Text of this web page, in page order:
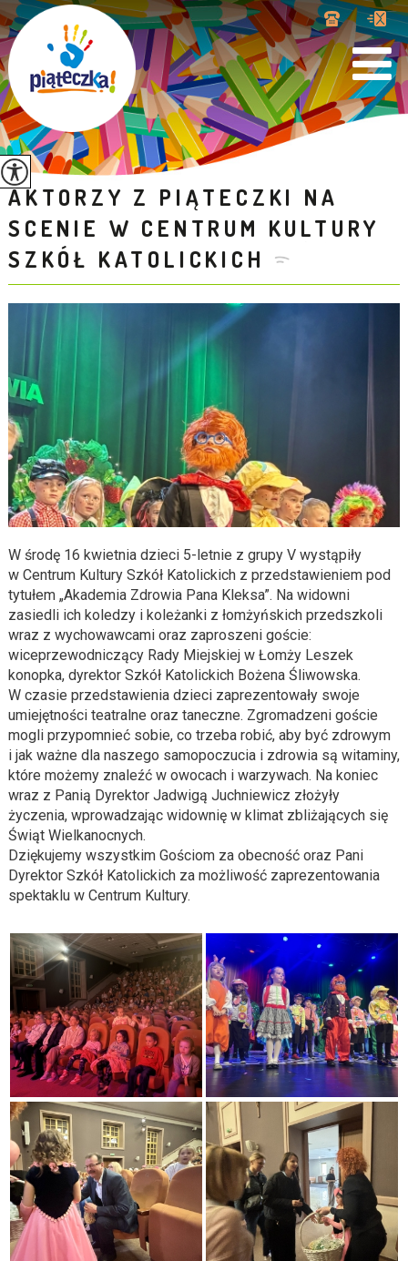
AKTORZY Z PIĄTECZKI NA
SCENIE W CENTRUM KULTURY
SZKÓŁ KATOLICKICH
W środę 16 kwietnia dzieci 5-letnie z grupy V wystąpiły
w Centrum Kultury Szkół Katolickich z przedstawieniem pod
tytułem „Akademia Zdrowia Pana Kleksa”. Na widowni
zasiedli ich koledzy i koleżanki z łomżyńskich przedszkoli
wraz z wychowawcami oraz zaproszeni goście:
wiceprzewodniczący Rady Miejskiej w Łomży Leszek
konopka, dyrektor Szkół Katolickich Bożena Śliwowska.
W czasie przedstawienia dzieci zaprezentowały swoje
umiejętności teatralne oraz taneczne. Zgromadzeni goście
mogli przypomnieć sobie, co trzeba robić, aby być zdrowym
i jak ważne dla naszego samopoczucia i zdrowia są witaminy,
które możemy znaleźć w owocach i warzywach. Na koniec
wraz z Panią Dyrektor Jadwigą Juchniewicz złożyły
życzenia, wprowadzając widownię w klimat zbliżających się
Świąt Wielkanocnych.
Dziękujemy wszystkim Gościom za obecność oraz Pani
Dyrektor Szkół Katolickich za możliwość zaprezentowania
spektaklu w Centrum Kultury.